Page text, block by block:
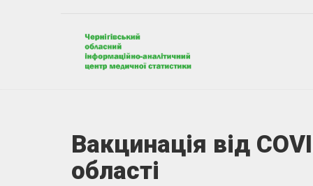
Вакцинація від
області